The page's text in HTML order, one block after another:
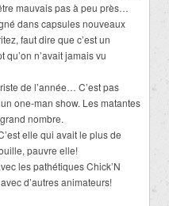
mauvais pas à peu près…
dans capsules nouveaux
faut dire que c’est un
n’avait jamais vu
de l’année… C’est pas
one-man show. Les matantes
nombre.
elle qui avait le plus de
pauvre elle!
les pathétiques Chick’N
d’autres animateurs!